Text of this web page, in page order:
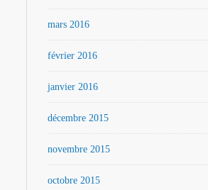
mars 2016
février 2016
janvier 2016
décembre 2015
novembre 2015
octobre 2015